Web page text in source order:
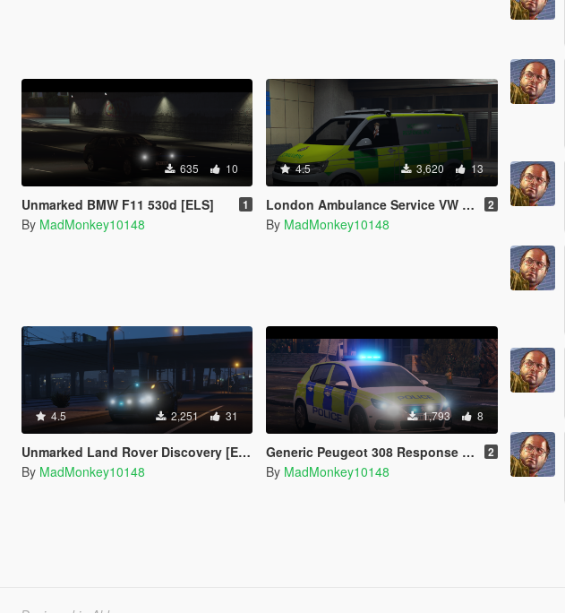
635 10
Unmarked BMW F11 530d [ELS] 1
By MadMonkey10148
4.5 3,620 13
London Ambulance Service VW Incident response team [ELS] 2
By MadMonkey10148
4.5 2,251 31
Unmarked Land Rover Discovery [ELS]
By MadMonkey10148
1,793 8
Generic Peugeot 308 Response Car [ELS] 2
By MadMonkey10148